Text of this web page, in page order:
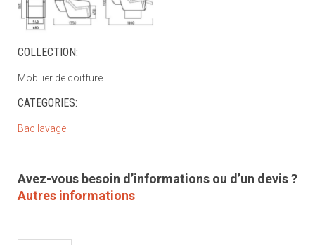
COLLECTION:
Mobilier de coiffure
CATEGORIES:
Bac lavage
Avez-vous besoin d’informations ou d’un devis ?
Autres informations